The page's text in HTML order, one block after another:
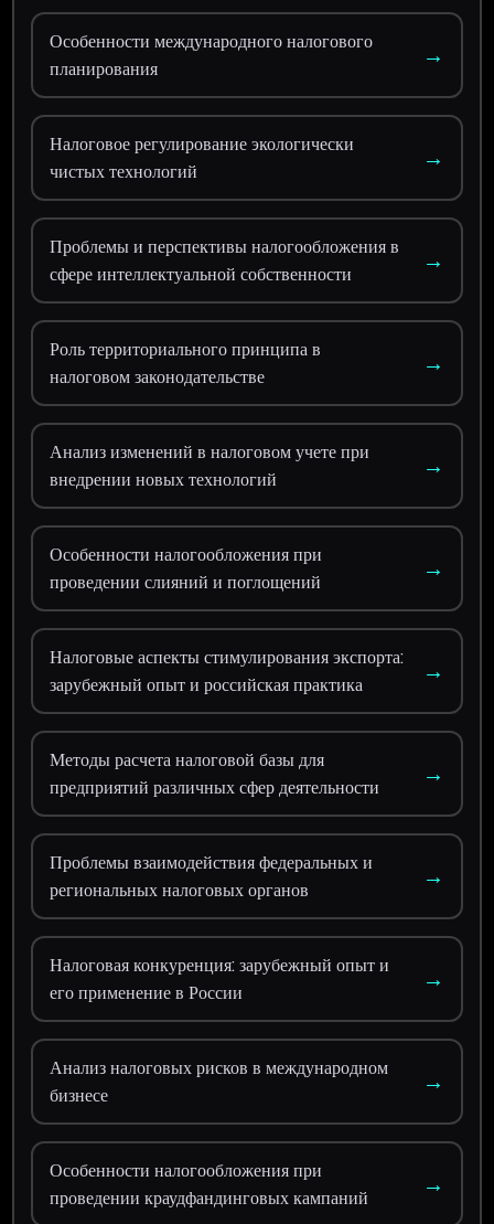
Особенности международного налогового
планирования
→
Налоговое регулирование экологически
чистых технологий
→
Проблемы и перспективы налогообложения в
сфере интеллектуальной собственности
→
Роль территориального принципа в
налоговом законодательстве
→
Анализ изменений в налоговом учете при
внедрении новых технологий
→
Особенности налогообложения при
проведении слияний и поглощений
→
Налоговые аспекты стимулирования экспорта:
зарубежный опыт и российская практика
→
Методы расчета налоговой базы для
предприятий различных сфер деятельности
→
Проблемы взаимодействия федеральных и
региональных налоговых органов
→
Налоговая конкуренция: зарубежный опыт и
его применение в России
→
Анализ налоговых рисков в международном
бизнесе
→
Особенности налогообложения при
проведении краудфандинговых кампаний
→